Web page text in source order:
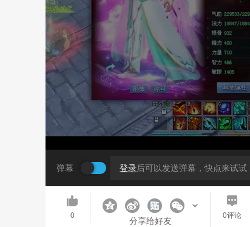
弹幕 登录后可以发送弹幕，快点来试试
0 分享给好友 0评论